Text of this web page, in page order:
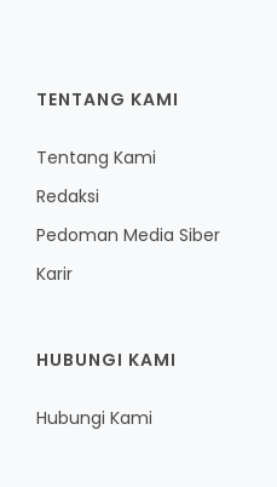
TENTANG KAMI
Tentang Kami
Redaksi
Pedoman Media Siber
Karir
HUBUNGI KAMI
Hubungi Kami